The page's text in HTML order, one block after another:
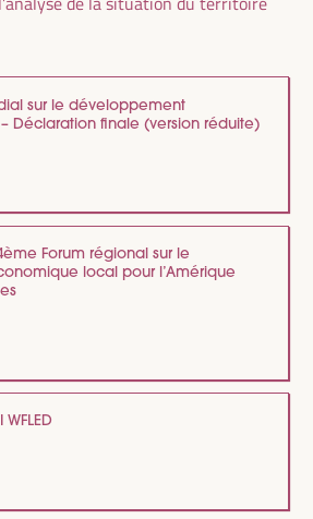
sur le développement
Déclaration finale (version réduite)
Forum régional sur le
local pour l’Amérique
WFLED